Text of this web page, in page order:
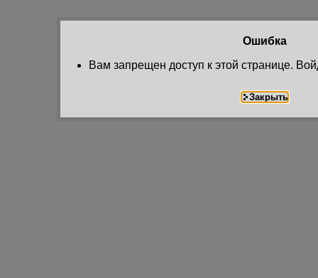
Ошибка
Вам запрещен доступ к этой странице.